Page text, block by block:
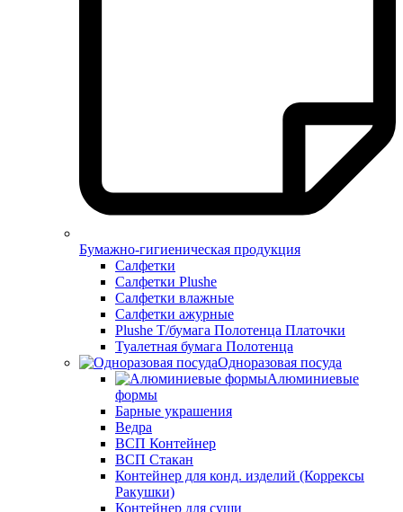
Бумажно-гигиеническая продукция
Салфетки
Салфетки Plushe
Салфетки влажные
Салфетки ажурные
Plushe Т/бумага Полотенца Платочки
Туалетная бумага Полотенца
Одноразовая посуда
Алюминиевые
формы
Барные украшения
Ведра
ВСП Контейнер
ВСП Стакан
Контейнер для конд. изделий (Коррексы
Ракушки)
Контейнер для суши